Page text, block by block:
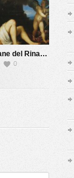
Le Cortigiane del Rinascimento
0